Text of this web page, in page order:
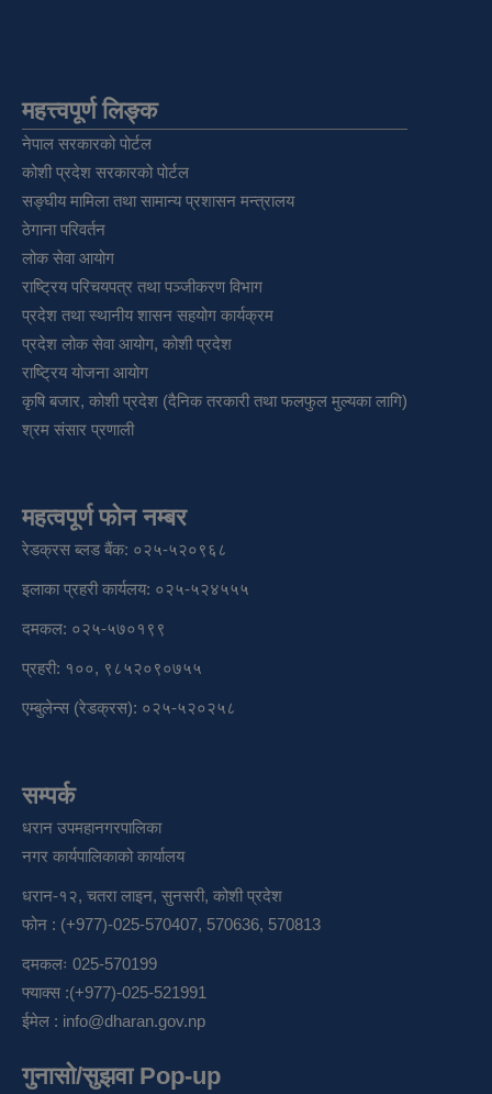
महत्त्वपूर्ण लिङ्क
नेपाल सरकारको पोर्टल
कोशी प्रदेश सरकारको पोर्टल
सङ्‍घीय मामिला तथा सामान्य प्रशासन मन्त्रालय
ठेगाना परिवर्तन
लोक सेवा आयोग
राष्ट्रिय परिचयपत्र तथा पञ्‍जीकरण विभाग
प्रदेश तथा स्थानीय शासन सहयोग कार्यक्रम
प्रदेश लोक सेवा आयोग, कोशी प्रदेश
राष्ट्रिय योजना आयोग
कृषि बजार, कोशी प्रदेश (दैनिक तरकारी तथा फलफुल मुल्यका लागि)
श्रम संसार प्रणाली
महत्वपूर्ण फोन नम्बर
रेडक्रस ब्लड बैंक: ०२५-५२०९६८
इलाका प्रहरी कार्यलय: ०२५-५२४५५५
दमकल: ०२५-५७०१९९
प्रहरी: १००, ९८५२०९०७५५
एम्बुलेन्स (रेडक्रस): ०२५-५२०२५८
सम्पर्क
धरान उपमहानगरपालिका
नगर कार्यपालिकाको कार्यालय
धरान-१२, चतरा लाइन, सुनसरी, कोशी प्रदेश
फोन : (+977)-025-570407, 570636, 570813
दमकलः 025-570199
फ्याक्स :(+977)-025-521991
ईमेल : info@dharan.gov.np
गुनासो/सुझवा Pop-up